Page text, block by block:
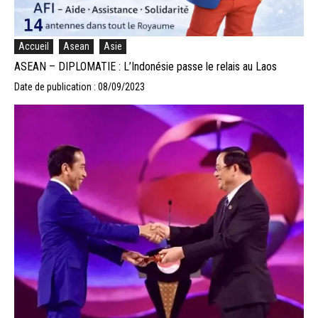
Accueil Asean Asie
ASEAN – DIPLOMATIE : L’Indonésie passe le relais au Laos
Date de publication : 08/09/2023